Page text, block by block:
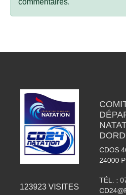
123923 VISITES
CDOS
24000
TÉL. :